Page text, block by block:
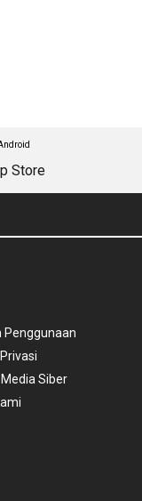
Penggunaan
Siber